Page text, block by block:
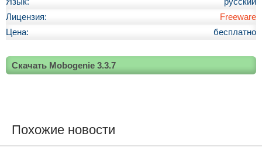
Лицензия:
Freeware
Цена:
бесплатно
Скачать Mobogenie 3.3.7
Похожие новости